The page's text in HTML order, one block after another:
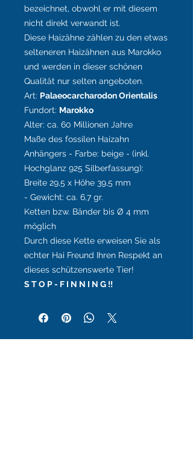
bezeichnet, obwohl er mit diesem
nicht direkt verwandt ist.
Diese Haizähne zählen zu den etwas
selteneren Haizähnen aus Marokko
und werden in dieser schönen
Qualität nur selten angeboten.
Art: Palaeocarcharodon Orientalis
Fundort: Marokko
Alter: ca. 60 Millionen Jahre
Maße des fossilen Haizahn
Anhängers - Farbe: beige - (inkl.
Hochglanz 925 Silberfassung):
Breite 29,5 x Höhe 39,5 mm
- Gewicht: ca. 6,7 gr.
Ketten bzw. Bänder bis Ø 4 mm
möglich
Durch diese Kette erweisen Sie als
echter Hai Freund Ihren Respekt an
dieses schützenswerte Tier!
S T O P - F I N N I N G !!